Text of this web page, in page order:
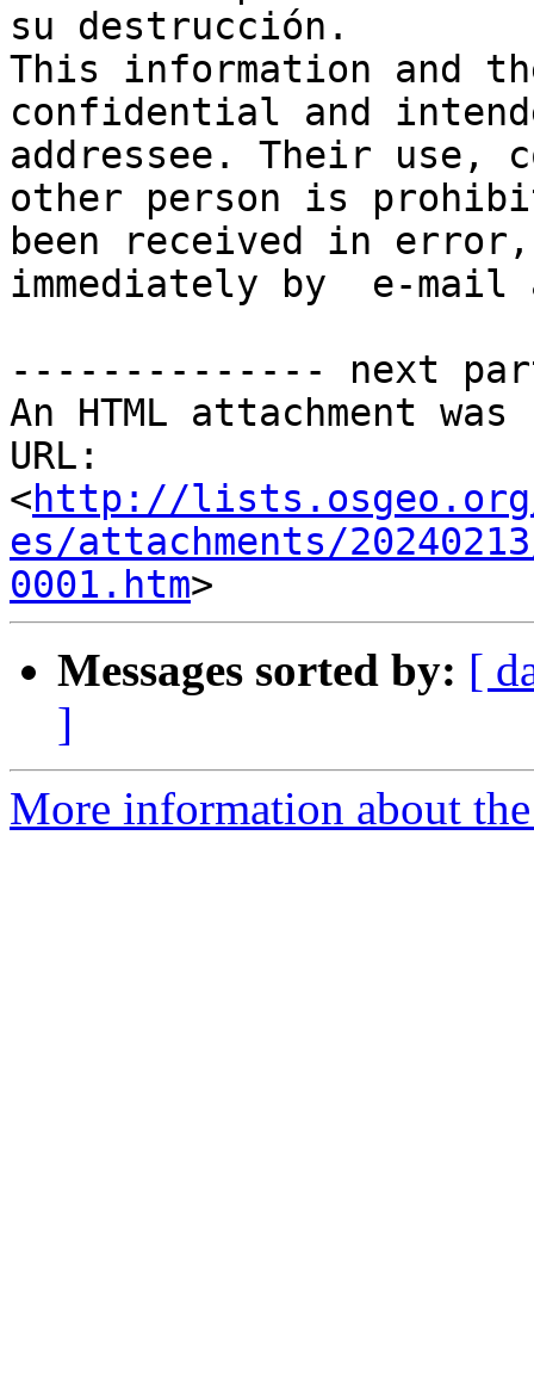
su destrucción.
This information and
confidential and
addressee. Their use,
other person is
been received in
immediately by  e-
-------------- next
An HTML attachment
URL:
<http://
es/attachments/
0001.htm
Messages sorted by: [
]
More information about